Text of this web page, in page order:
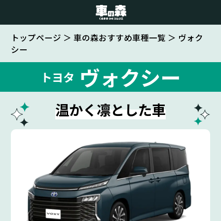
お車の車検・整備に関する
車検・整備のお問い合わせ
0800-080-1777
お車のご購入に関するお問い合わせはこちら！
車の森 なかもず店
0800-830-3347
トップページ ＞車の森おすすめ車種一覧 ＞ ヴォク
シー
トヨタ ヴォクシー
温かく凛とした車